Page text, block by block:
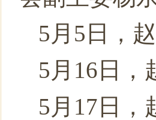
5月5日，
5月16日，
5月17日，